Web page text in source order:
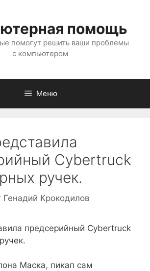
помощь
помогут решить ваши проблемы
с компьютером
Меню
Cybertruck
ручек.
Генадий Крокодилов
предсерийный Cybertruck
Маска, пикап сам